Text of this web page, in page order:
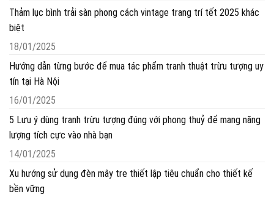
Thảm lục bình trải sàn phong cách vintage trang trí tết 2025 khác
biệt
18/01/2025
Hướng dẫn từng bước để mua tác phẩm tranh thuật trừu tượng uy
tín tại Hà Nội
16/01/2025
5 Lưu ý dùng tranh trừu tượng đúng với phong thuỷ để mang năng
lượng tích cực vào nhà bạn
14/01/2025
Xu hướng sử dụng đèn mây tre thiết lập tiêu chuẩn cho thiết kế
bền vững